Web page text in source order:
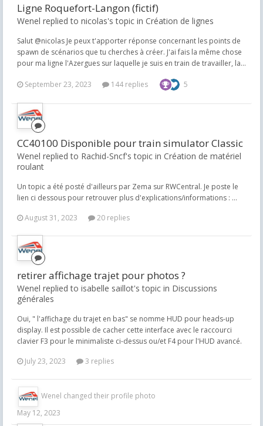
Ligne Roquefort-Langon (fictif)
Wenel replied to nicolas's topic in Création de lignes
Salut @nicolas Je peux t'apporter réponse concernant les points de
spawn de scénarios que tu cherches à créer. J'ai fais la même chose
pour ma ligne l'Azergues sur laquelle je suis en train de travailler, la...
September 23, 2023 144 replies 5
CC40100 Disponible pour train simulator Classic
Wenel replied to Rachid-Sncf's topic in Création de matériel
roulant
Un topic a été posté d'ailleurs par Zema sur RWCentral. Je poste le
lien ci dessous pour retrouver plus d'explications/informations : ...
August 31, 2023
20 replies
retirer affichage trajet pour photos ?
Wenel replied to isabelle saillot's topic in Discussions
générales
Oui, " l'affichage du trajet en bas" se nomme HUD pour heads-up
display. Il est possible de cacher cette interface avec le raccourci
clavier F3 pour le minimaliste ci-dessus ou/et F4 pour l'HUD avancé.
July 23, 2023
3 replies
Wenel changed their profile photo
May 12, 2023